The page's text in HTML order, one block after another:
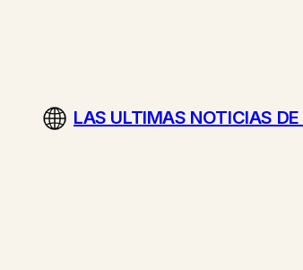
LAS ULTIMAS NOTICIAS